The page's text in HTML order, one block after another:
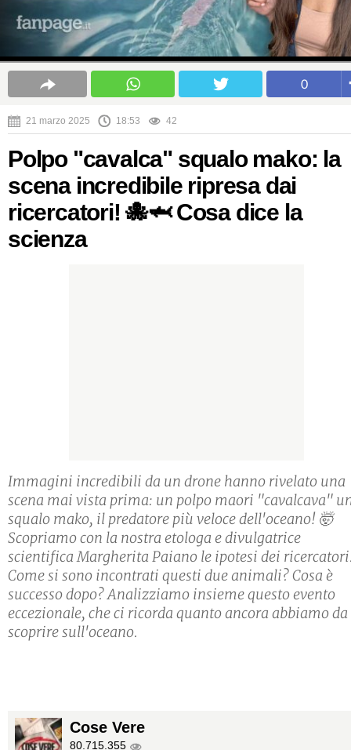
0
21 marzo 2025 18:53 42
Polpo "cavalca" squalo mako: la
scena incredibile ripresa dai
ricercatori! 🐙🦈 Cosa dice la
scienza
Immagini incredibili da un drone hanno rivelato una
scena mai vista prima: un polpo maori "cavalcava"
squalo mako, il predatore più veloce dell'oceano! 🤯
Scopriamo con la nostra etologa e divulgatrice
scientifica Margherita Paiano le ipotesi dei
Come si sono incontrati questi due animali? Cosa è
successo dopo? Analizziamo insieme questo evento
eccezionale, che ci ricorda quanto ancora abbiamo da
scoprire sull'oceano.
Cose Vere
80.715.355